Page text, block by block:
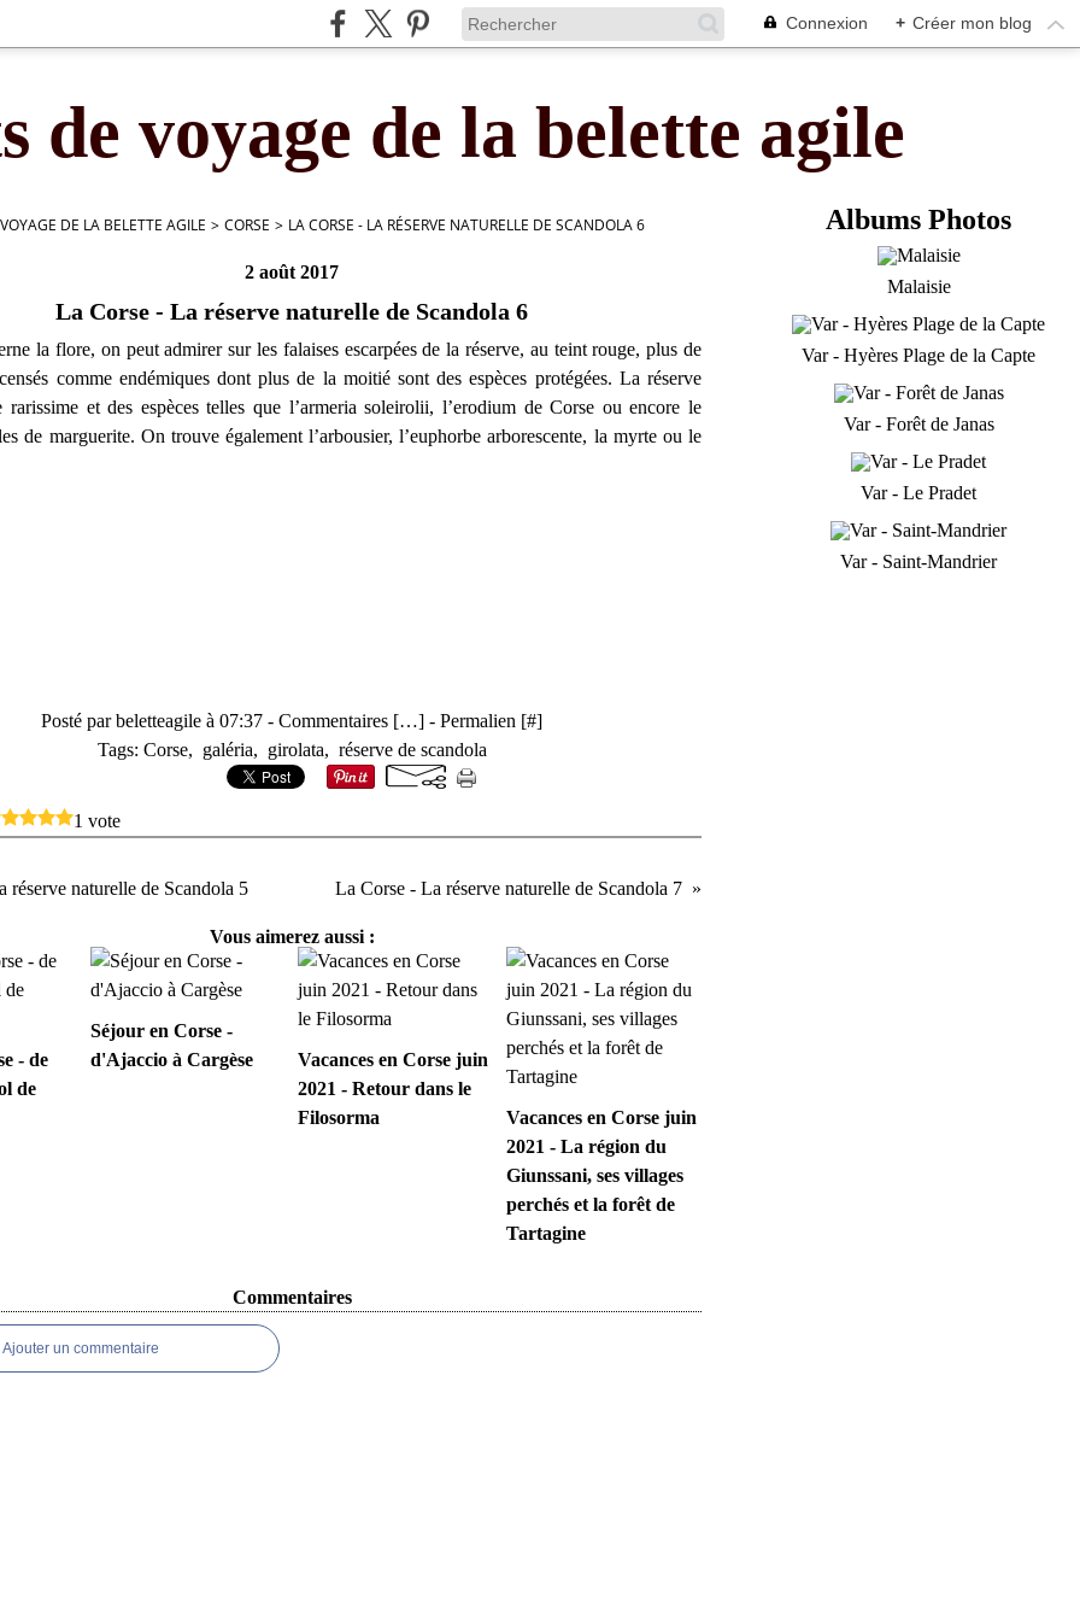
Connexion + Créer mon blog
de voyage de la belette agile
DE LA BELETTE AGILE > CORSE > LA CORSE - LA RÉSERVE NATURELLE DE SCANDOLA 6
2 août 2017
La Corse - La réserve naturelle de Scandola 6
la flore, on peut admirer sur les falaises escarpées de la réserve, au teint rouge, plus de
comme endémiques dont plus de la moitié sont des espèces protégées. La réserve
et des espèces telles que l’armeria soleirolii, l’erodium de Corse ou encore le
de marguerite. On trouve également l’arbousier, l’euphorbe arborescente, la myrte ou le
Posté par beletteagile à 07:37 - Commentaires […] - Permalien [#]
Tags: Corse, galéria, girolata, réserve de scandola
1 vote
réserve naturelle de Scandola 5 La Corse - La réserve naturelle de Scandola 7
Vous aimerez aussi :
- de
de
Séjour en Corse -
d'Ajaccio à Cargèse
Vacances en Corse juin
2021 - Retour dans le
Filosorma
Vacances en Corse juin
2021 - La région du
Giunssani, ses villages
perchés et la forêt de
Tartagine
Commentaires
Ajouter un commentaire
Albums Photos
Malaisie
Var - Hyères Plage de la Capte
Var - Forêt de Janas
Var - Le Pradet
Var - Saint-Mandrier